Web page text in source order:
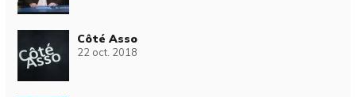
Côté Asso
22 oct. 2018